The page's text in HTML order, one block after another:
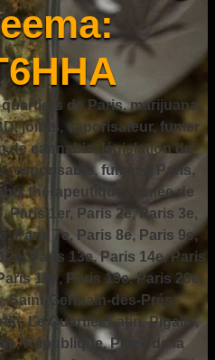
de Paris, marijuana,
joints, vaporisateur, fumer
de cannabis, législation du
fumer à Paris,
thérapeutique, fumée de
1er, Paris 2e, Paris 3e,
Paris 7e, Paris 8e, Paris 9e,
Paris 13e, Paris 14e, Paris
18e, Paris 19e, Paris 20e,
Saint-Germain-des-Prés,
Le Quartier Latin, Pigalle,
République, Place de la